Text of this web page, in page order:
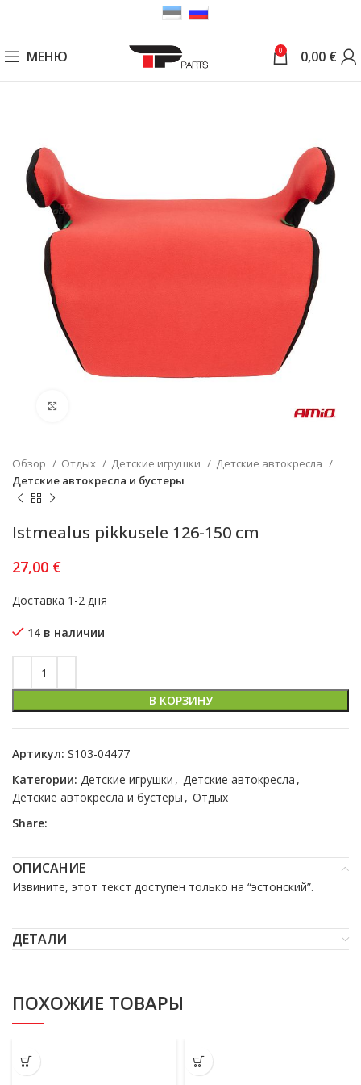
МЕНЮ 0 0,00 €
Обзор Отдых Детские игрушки
Детские автокресла
Детские автокресла и бустеры
Istmealus pikkusele 126-150 cm
27,00 €
Доставка 1-2 дня
14 в наличии
В КОРЗИНУ
Артикул: S103-04477
Категории: Детские игрушки , Детские автокресла ,
Детские автокресла и бустеры , Отдых
Share:
ОПИСАНИЕ
Извините, этот текст доступен только на “эстонский”.
ДЕТАЛИ
ПОХОЖИЕ ТОВАРЫ